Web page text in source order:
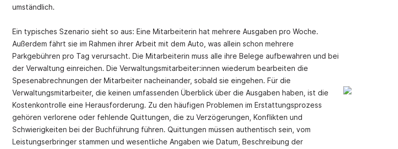
umständlich.
Ein typisches Szenario sieht so aus: Eine Mitarbeiterin hat mehrere Ausgaben pro Woche.
Außerdem fährt sie im Rahmen ihrer Arbeit mit dem Auto, was allein schon mehrere
Parkgebühren pro Tag verursacht. Die Mitarbeiterin muss alle ihre Belege aufbewahren und bei
der Verwaltung einreichen. Die Verwaltungsmitarbeiter:innen wiederum bearbeiten die
Spesenabrechnungen der Mitarbeiter nacheinander, sobald sie eingehen. Für die
Verwaltungsmitarbeiter, die keinen umfassenden Überblick über die Ausgaben haben, ist die
Kostenkontrolle eine Herausforderung. Zu den häufigen Problemen im Erstattungsprozess
gehören verlorene oder fehlende Quittungen, die zu Verzögerungen, Konflikten und
Schwierigkeiten bei der Buchführung führen. Quittungen müssen authentisch sein, vom
Leistungserbringer stammen und wesentliche Angaben wie Datum, Beschreibung der